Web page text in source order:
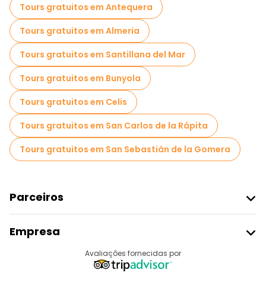
Tours gratuitos em Antequera
Tours gratuitos em Almeria
Tours gratuitos em Santillana del Mar
Tours gratuitos em Bunyola
Tours gratuitos em Celis
Tours gratuitos em San Carlos de la Rápita
Tours gratuitos em San Sebastián de la Gomera
Parceiros
Registo Do Fornecedor
Programa De Afiliados
Empresa
Avaliações fornecidas por